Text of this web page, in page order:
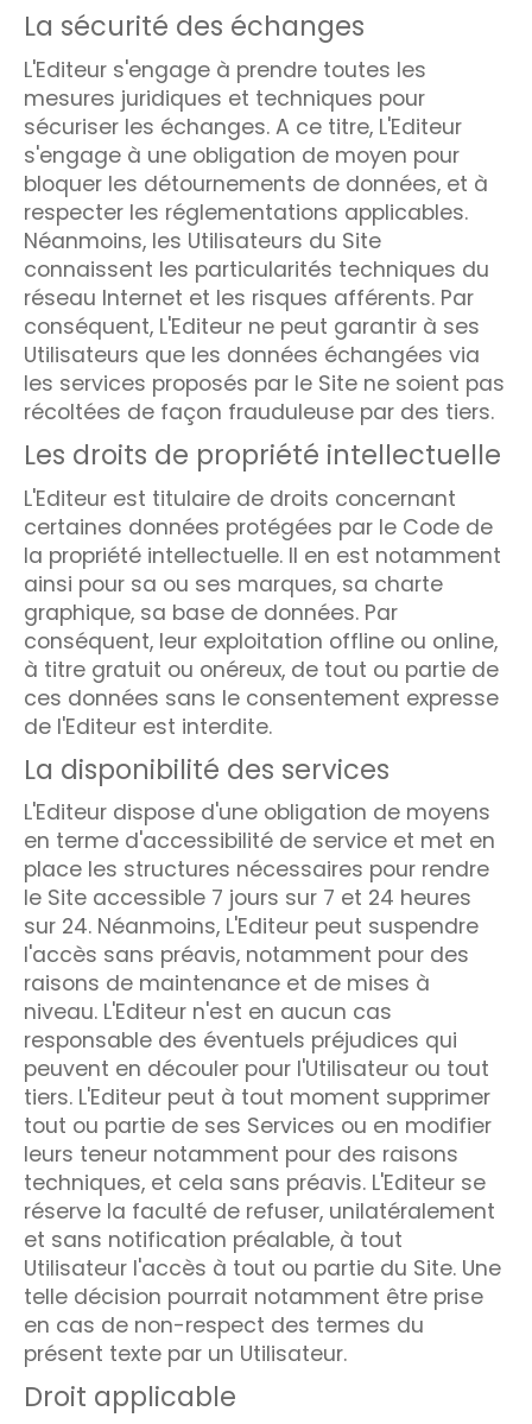
La sécurité des échanges
L'Editeur s'engage à prendre toutes les
mesures juridiques et techniques pour
sécuriser les échanges. A ce titre, L'Editeur
s'engage à une obligation de moyen pour
bloquer les détournements de données, et à
respecter les réglementations applicables.
Néanmoins, les Utilisateurs du Site
connaissent les particularités techniques du
réseau Internet et les risques afférents. Par
conséquent, L'Editeur ne peut garantir à ses
Utilisateurs que les données échangées via
les services proposés par le Site ne soient pas
récoltées de façon frauduleuse par des tiers.
Les droits de propriété intellectuelle
L'Editeur est titulaire de droits concernant
certaines données protégées par le Code de
la propriété intellectuelle. Il en est notamment
ainsi pour sa ou ses marques, sa charte
graphique, sa base de données. Par
conséquent, leur exploitation offline ou online,
à titre gratuit ou onéreux, de tout ou partie de
ces données sans le consentement expresse
de l'Editeur est interdite.
La disponibilité des services
L'Editeur dispose d'une obligation de moyens
en terme d'accessibilité de service et met en
place les structures nécessaires pour rendre
le Site accessible 7 jours sur 7 et 24 heures
sur 24. Néanmoins, L'Editeur peut suspendre
l'accès sans préavis, notamment pour des
raisons de maintenance et de mises à
niveau. L'Editeur n'est en aucun cas
responsable des éventuels préjudices qui
peuvent en découler pour l'Utilisateur ou tout
tiers. L'Editeur peut à tout moment supprimer
tout ou partie de ses Services ou en modifier
leurs teneur notamment pour des raisons
techniques, et cela sans préavis. L'Editeur se
réserve la faculté de refuser, unilatéralement
et sans notification préalable, à tout
Utilisateur l'accès à tout ou partie du Site. Une
telle décision pourrait notamment être prise
en cas de non-respect des termes du
présent texte par un Utilisateur.
Droit applicable